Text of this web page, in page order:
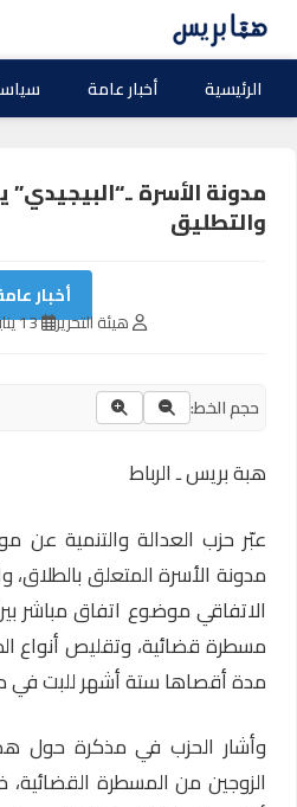
الرئيسية أخبار عامة
مدونة الأسرة
والتطليق
أخبار
هيئة التحرير 13 يناير 2025
حجم الخط:
هبة بريس ـ الرباط
عبّر حزب العدالة والتنمية
مدونة الأسرة المتعلق
الاتفاقي موضوع اتفاق مباشر
مسطرة قضائية، وتقليص أنواع
مدة أقصاها ستة أشهر للبت في
وأشار الحزب في مذكرة حول
الزوجين من المسطرة